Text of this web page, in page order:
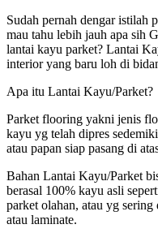
Sudah pernah dengar istilah
mau tahu lebih jauh apa sih
lantai kayu parket? Lantai
interior yang baru loh di
Apa itu Lantai Kayu/Parket?
Parket flooring yakni jenis
kayu yg telah dipres
atau papan siap pasang di
Bahan Lantai Kayu/Parket
berasal 100% kayu asli
parket olahan, atau yg
atau laminate.